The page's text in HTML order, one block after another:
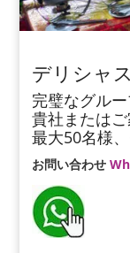
デリシャ
完璧なグル
貴社または
最大50名様
お問い合わせ